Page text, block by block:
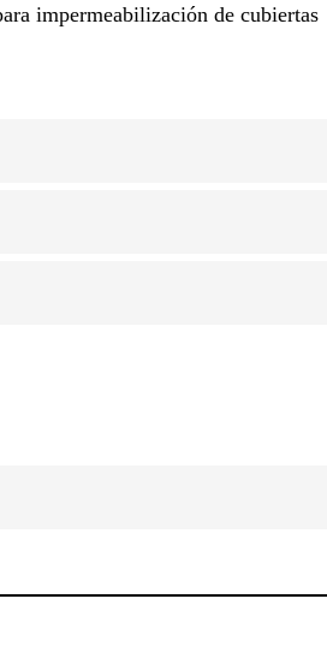
impermeabilización de cubiertas